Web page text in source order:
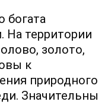
богата
территории
золото,
к
природного
Значительны